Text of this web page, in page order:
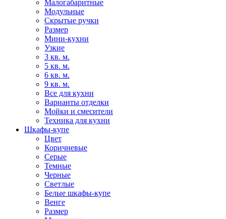
Малогабаритные
Модульные
Скрытые ручки
Размер
Мини-кухни
Узкие
3 кв. м.
5 кв. м.
6 кв. м.
9 кв. м.
Все для кухни
Варианты отделки
Мойки и смесители
Техника для кухни
Шкафы-купе
Цвет
Коричневые
Серые
Темные
Черные
Светлые
Белые шкафы-купе
Венге
Размер